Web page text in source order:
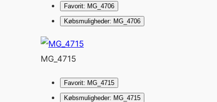
Favorit: MG_4706
Købsmuligheder: MG_4706
MG_4715
Favorit: MG_4715
Købsmuligheder: MG_4715